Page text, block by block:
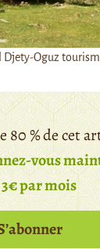
Djety-Oguz
80 % de cet
vous
par mois